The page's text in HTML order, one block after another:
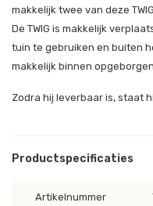
makkelijk twee van deze
De TWIG is makkelijk
tuin te gebruiken en buiten
makkelijk binnen
Zodra hij leverbaar is, staat
Productspecificaties
Artikelnummer